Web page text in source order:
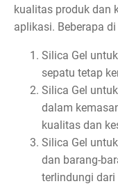
kualitas produk dan
aplikasi. Beberapa
Silica Gel
sepatu tetap
Silica Gel
dalam
kualitas dan
Silica Gel
dan barang-
terlindungi dari